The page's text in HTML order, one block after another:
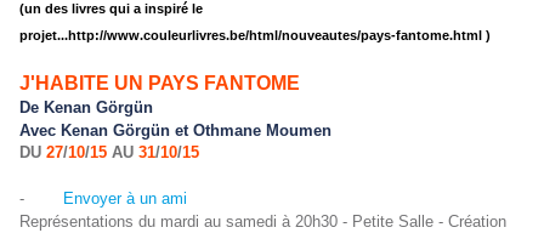
(un des livres qui a inspiré le
projet...http://www.couleurlivres.be/html/nouveautes/pays-fantome.html )
J'HABITE UN PAYS FANTOME
De Kenan Görgün
Avec Kenan Görgün et Othmane Moumen
DU 27/10/15 AU 31/10/15
-
Envoyer à un ami
Représentations du mardi au samedi à 20h30 - Petite Salle - Création